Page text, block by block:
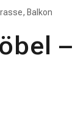
Balkon